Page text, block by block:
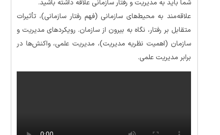
شما باید به مدیریت و رفتار سازمانی علاقه داشته باشید.
علاقه‌مند به محیط‌های سازمانی (فهم رفتار سازمانی)، تأثیرات
متقابل بر رفتار، نگاه به بیرون از سازمان. رویکردهای مدیریت و
سازمان (اهمیت نظریه مدیریت)، مدیریت علمی، واکنش‌ها در
برابر مدیریت علمی.